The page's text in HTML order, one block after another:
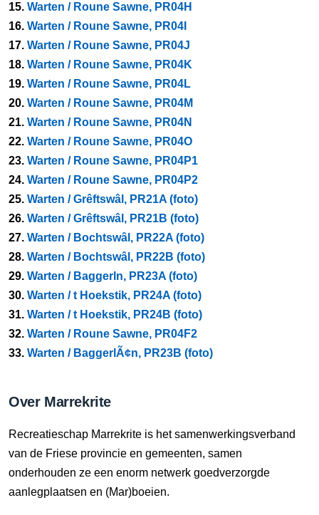
15. Warten / Roune Sawne, PR04H
16. Warten / Roune Sawne, PR04I
17. Warten / Roune Sawne, PR04J
18. Warten / Roune Sawne, PR04K
19. Warten / Roune Sawne, PR04L
20. Warten / Roune Sawne, PR04M
21. Warten / Roune Sawne, PR04N
22. Warten / Roune Sawne, PR04O
23. Warten / Roune Sawne, PR04P1
24. Warten / Roune Sawne, PR04P2
25. Warten / Grêftswâl, PR21A (foto)
26. Warten / Grêftswâl, PR21B (foto)
27. Warten / Bochtswâl, PR22A (foto)
28. Warten / Bochtswâl, PR22B (foto)
29. Warten / Baggerln, PR23A (foto)
30. Warten / t Hoekstik, PR24A (foto)
31. Warten / t Hoekstik, PR24B (foto)
32. Warten / Roune Sawne, PR04F2
33. Warten / BaggerlÃ¢n, PR23B (foto)
Over Marrekrite
Recreatieschap Marrekrite is het samenwerkingsverband
van de Friese provincie en gemeenten, samen
onderhouden ze een enorm netwerk goedverzorgde
aanlegplaatsen en (Mar)boeien.